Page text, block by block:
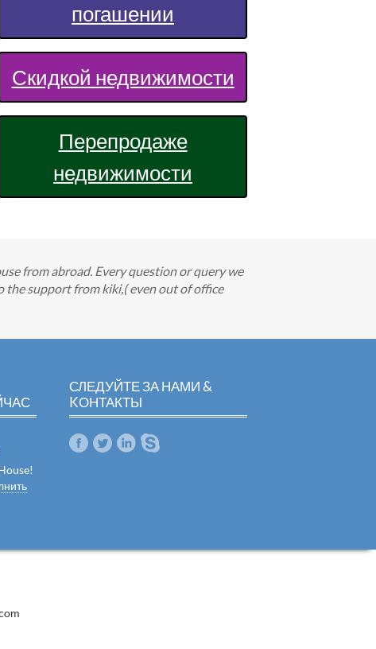
погашении
Скидкой недвижимости
Перепродаже
недвижимости
from abroad. Every question or query we
the support from kiki,( even out of office
СЛЕДУЙТЕ ЗА НАМИ &
KОНТАКТЫ